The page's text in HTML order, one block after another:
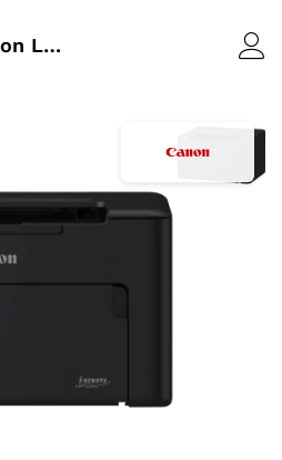
Imprimante Canon LBP122DW | Laser